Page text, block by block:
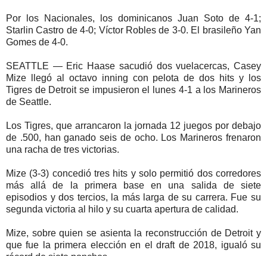
Por los Nacionales, los dominicanos Juan Soto de 4-1;
Starlin Castro de 4-0; Víctor Robles de 3-0. El brasileño Yan
Gomes de 4-0.
SEATTLE — Eric Haase sacudió dos vuelacercas, Casey
Mize llegó al octavo inning con pelota de dos hits y los
Tigres de Detroit se impusieron el lunes 4-1 a los Marineros
de Seattle.
Los Tigres, que arrancaron la jornada 12 juegos por debajo
de .500, han ganado seis de ocho. Los Marineros frenaron
una racha de tres victorias.
Mize (3-3) concedió tres hits y solo permitió dos corredores
más allá de la primera base en una salida de siete
episodios y dos tercios, la más larga de su carrera. Fue su
segunda victoria al hilo y su cuarta apertura de calidad.
Mize, sobre quien se asienta la reconstrucción de Detroit y
que fue la primera elección en el draft de 2018, igualó su